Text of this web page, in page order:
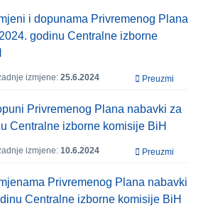
i dopunama Privremenog Plana
godinu Centralne izborne
izmjene: 25.6.2024 Preuzmi
Privremenog Plana nabavki za
Centralne izborne komisije BiH
izmjene: 10.6.2024 Preuzmi
Privremenog Plana nabavki
Centralne izborne komisije BiH